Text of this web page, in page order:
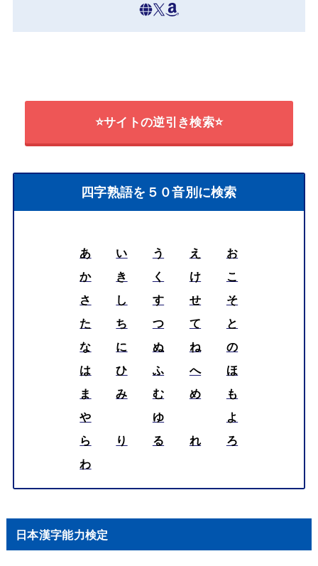
⭐サイトの逆引き検索⭐
四字熟語を５０音別に検索
あ い う え
お
か
き く け
こ
さ
し す せ
そ
た
ち つ て
と
な
に ぬ ね
の
は
ひ ふ へ
ほ
ま
み む め
も
や
ゆ
よ
ら
り る れ
ろ
わ
日本漢字能力検定